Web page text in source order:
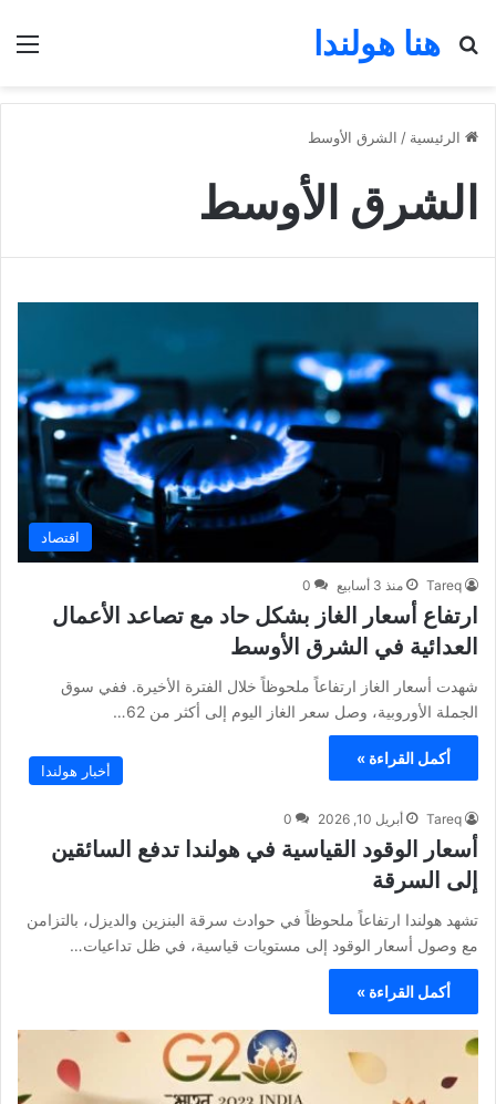
هنا هولندا
بحث عن
الرئيسية / الشرق الأوسط
الشرق الأوسط
اقتصاد
Tareq منذ 3 أسابيع 0
ارتفاع أسعار الغاز بشكل حاد مع تصاعد الأعمال
العدائية في الشرق الأوسط
شهدت أسعار الغاز ارتفاعاً ملحوظاً خلال الفترة الأخيرة. ففي سوق
الجملة الأوروبية، وصل سعر الغاز اليوم إلى أكثر من 62…
أكمل القراءة »
أخبار هولندا
Tareq أبريل 10, 2026 0
أسعار الوقود القياسية في هولندا تدفع السائقين
إلى السرقة
تشهد هولندا ارتفاعاً ملحوظاً في حوادث سرقة البنزين والديزل، بالتزامن
مع وصول أسعار الوقود إلى مستويات قياسية، في ظل تداعيات…
أكمل القراءة »